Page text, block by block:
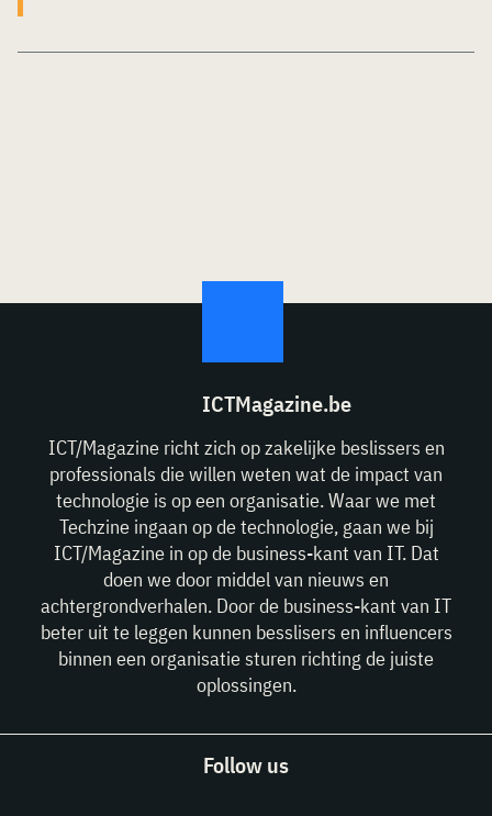
ICTMagazine.be
ICT/Magazine richt zich op zakelijke beslissers en
professionals die willen weten wat de impact van
technologie is op een organisatie. Waar we met
Techzine ingaan op de technologie, gaan we bij
ICT/Magazine in op de business-kant van IT. Dat
doen we door middel van nieuws en
achtergrondverhalen. Door de business-kant van IT
beter uit te leggen kunnen besslisers en influencers
binnen een organisatie sturen richting de juiste
oplossingen.
Follow us